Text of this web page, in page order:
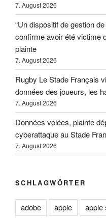
7. August 2026
“Un dispositif de gestion
confirme avoir été victime
plainte
7. August 2026
Rugby Le Stade Français
données des joueurs, les
7. August 2026
Données volées, plainte
cyberattaque au Stade
7. August 2026
SCHLAGWÖRTER
adobe apple apple